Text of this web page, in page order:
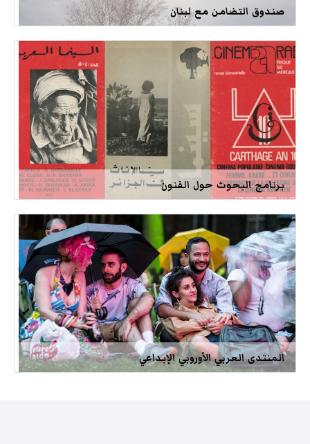
صندوق التضامن مع لبنان
برنامج البحوث حول الفنون
المنتدى العربي الأوروبي الإبداعي